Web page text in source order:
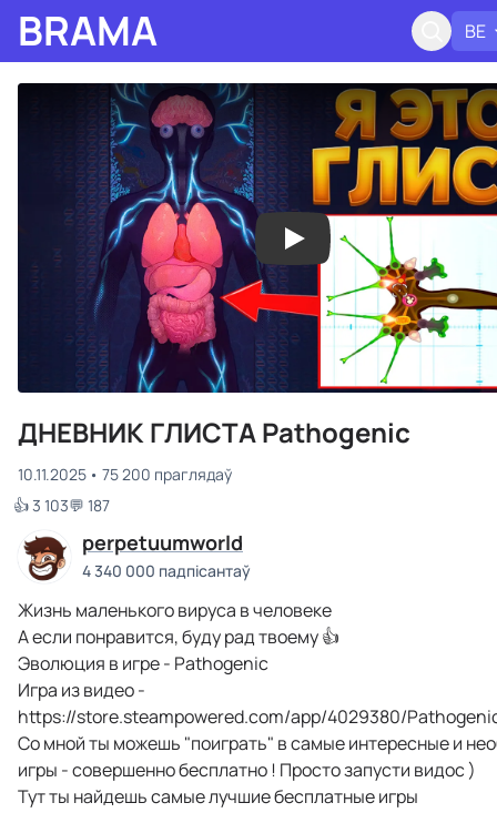
BRAMA BE
ДНЕВНИК ГЛИСТА Pathogenic
10.11.2025
75 200 праглядаў
👍 3 103💬 187
perpetuumworld
4 340 000 падпісантаў
Жизнь маленького вируса в человеке
А если понравится, буду рад твоему 👍
Эволюция в игре - Pathogenic
Игра из видео -
https://store.steampowered.com/app/4029380/
Со мной ты можешь "поиграть" в самые интересные и
игры - совершенно бесплатно ! Просто запусти видос )
Тут ты найдешь самые лучшие бесплатные игры